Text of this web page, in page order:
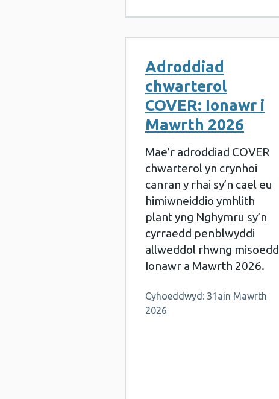
Adroddiad
chwarterol
COVER: Ionawr i
Mawrth 2026
Mae’r adroddiad COVER
chwarterol yn crynhoi
canran y rhai sy’n cael eu
himiwneiddio ymhlith
plant yng Nghymru sy’n
cyrraedd penblwyddi
allweddol rhwng misoedd
Ionawr a Mawrth 2026.
Cyhoeddwyd: 31ain Mawrth
2026